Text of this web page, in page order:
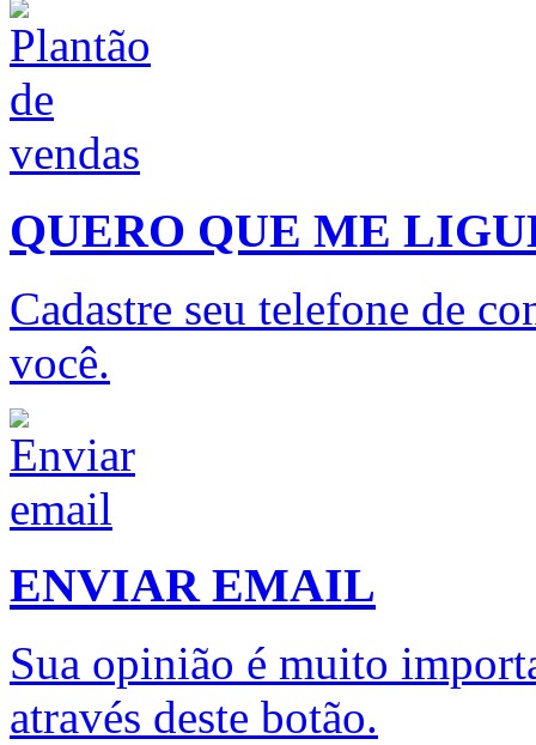
QUERO QUE ME
Cadastre seu telefone de
você.
ENVIAR EMAIL
Sua opinião é muito
através deste botão.